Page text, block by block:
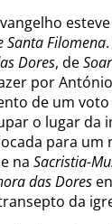
Santa Filomena
Dores, de
por
de um voto
o lugar da
para um
na Sacristia-
das Dores
da